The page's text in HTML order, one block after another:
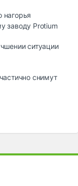
нагорья
заводу Protium
ситуации
снимут